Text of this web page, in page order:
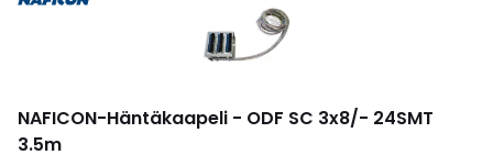
NAFICON-Häntäkaapeli - ODF SC 3x8/- 24SMT
3.5m